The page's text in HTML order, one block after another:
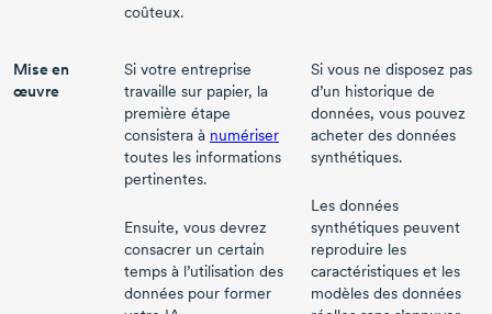
coûteux.
Mise en
œuvre
Si votre entreprise
travaille sur papier, la
première étape
consistera à numériser
toutes les informations
pertinentes.
Ensuite, vous devrez
consacrer un certain
temps à l’utilisation des
données pour former
Si vous ne disposez pas
d’un historique de
données, vous pouvez
acheter des données
synthétiques.
Les données
synthétiques peuvent
reproduire les
caractéristiques et les
modèles des données